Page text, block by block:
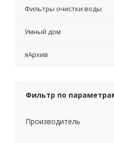
Фильтры очистки воды
Умный дом
яАрхив
Фильтр по
Производитель